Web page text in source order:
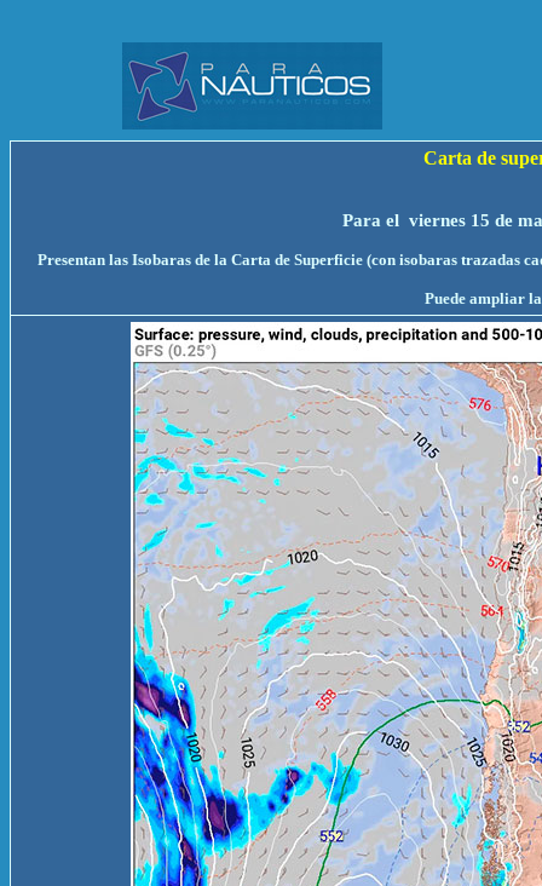
Carta de
Para el viernes 15 de
Presentan las Isobaras de la Carta de Superficie (con isobaras trazadas
Puede ampliar